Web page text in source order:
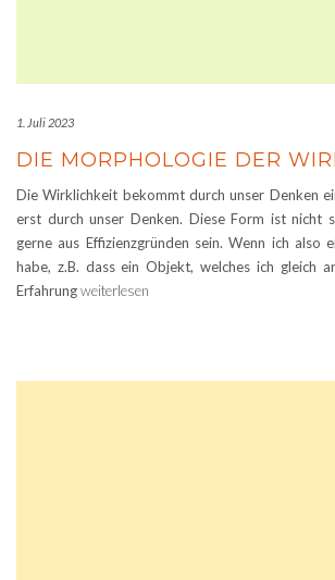
1. Juli 2023
DIE MORPHOLOGIE DER
Die Wirklichkeit bekommt durch unser Denken
erst durch unser Denken. Diese Form ist nicht
gerne aus Effizienzgründen sein. Wenn ich also
habe, z.B. dass ein Objekt, welches ich gleich
Erfahrungweiterlesen